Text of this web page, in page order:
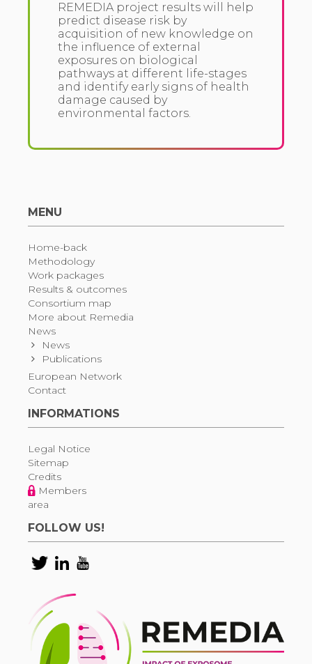
REMEDIA project results will help
predict disease risk by
acquisition of new knowledge on
the influence of external
exposures on biological
pathways at different life-stages
and identify early signs of health
damage caused by
environmental factors.
MENU
Home-back
Methodology
Work packages
Results & outcomes
Consortium map
More about Remedia
News
News
Publications
European Network
Contact
INFORMATIONS
Legal Notice
Sitemap
Credits
Members
area
FOLLOW US!